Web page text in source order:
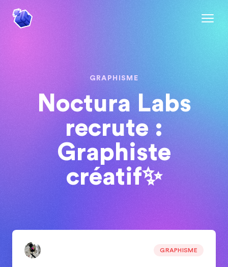
GRAPHISME
Noctura Labs
recrute :
Graphiste
créatif✨
GRAPHISME